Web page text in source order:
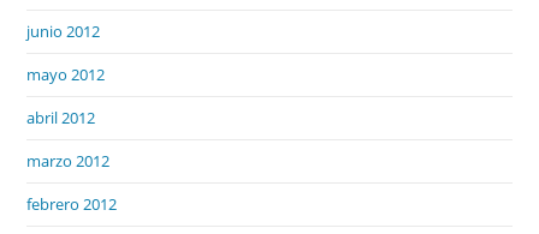
junio 2012
mayo 2012
abril 2012
marzo 2012
febrero 2012